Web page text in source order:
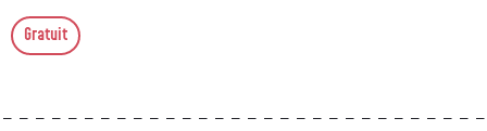
Gratuit